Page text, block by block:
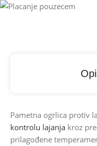
Pametna ogrlica protiv
kontrolu lajanja kroz
prilagođene